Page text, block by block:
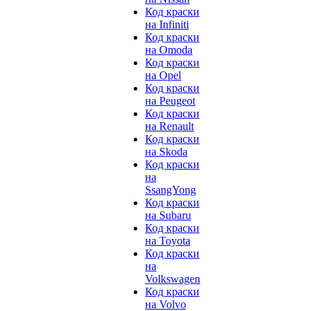
Код краски
на Infiniti
Код краски
на Omoda
Код краски
на Opel
Код краски
на Peugeot
Код краски
на Renault
Код краски
на Skoda
Код краски
на
SsangYong
Код краски
на Subaru
Код краски
на Toyota
Код краски
на
Volkswagen
Код краски
на Volvo